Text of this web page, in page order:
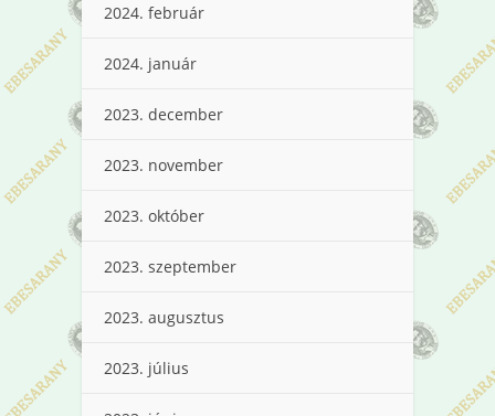
2024. február
2024. január
2023. december
2023. november
2023. október
2023. szeptember
2023. augusztus
2023. július